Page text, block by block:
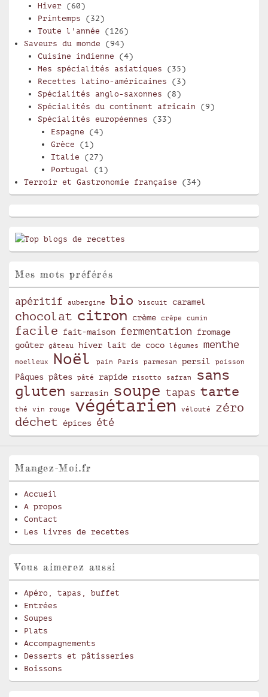
Hiver(60)
Printemps (32)
Toute l'année (126)
Saveurs du monde (94)
Cuisine indienne (4)
Mes spécialités asiatiques (35)
Recettes latino-américaines (3)
Spécialités anglo-saxonnes (8)
Spécialités du continent africain (9)
Spécialités européennes (33)
Espagne (4)
Grèce (1)
Italie (27)
Portugal
(1)
Terroir et Gastronomie française (34)
Mes mots préférés
apéritif aubergine bio biscuit caramel
chocolat citron crème crêpe cumin
facile fait-maison fermentation
fromage
goûter
gâteau hiver lait de coco légumes menthe
moelleux Noël pain Paris parmesan persil poisson
Pâques pâtes pâté rapide risotto safran
sans
gluten
sarrasin soupe tapas tarte
thé vin rouge végétarien vélouté
zéro
déchet
épices été
Mangez-Moi.fr
Accueil
A propos
Contact
Les livres de recettes
Vous aimerez aussi
Apéro, tapas, buffet
Entrées
Soupes
Plats
Accompagnements
Desserts et pâtisseries
Boissons